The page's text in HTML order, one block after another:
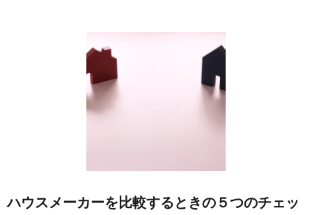
ハウスメーカーを比較するときの５つのチェッ